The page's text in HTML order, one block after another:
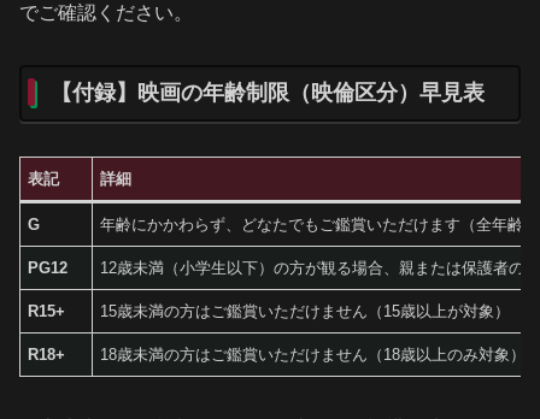
でご確認ください。
【付録】映画の年齢制限（映倫区分）早見表
表記 詳細
G 年齢にかかわらず、どなたでもご鑑賞いただけます（全年齢
PG12 12歳未満（小学生以下）の方が観る場合、親または保護者の
R15+ 15歳未満の方はご鑑賞いただけません（15歳以上が対象）
R18+ 18歳未満の方はご鑑賞いただけません（18歳以上のみ対象）